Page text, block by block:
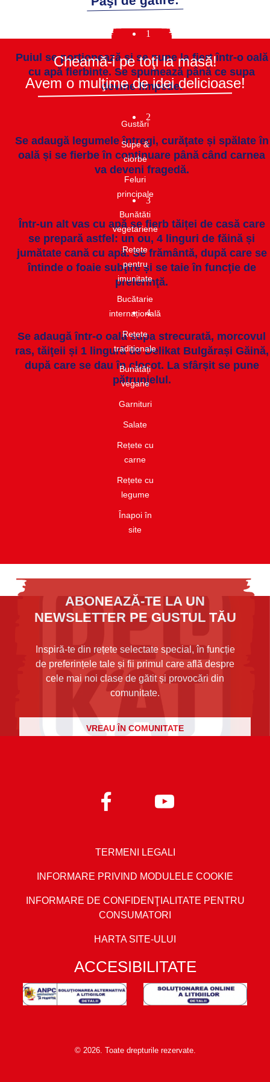
1
Puiul se porţionează și se pune la fiert într-o oală
cu apă fierbinte. Se spumează până ce supa
devine limpede.
2
Se adaugă legumele întregi, curăţate și spălate în
oală și se fierbe în continuare până când carnea
va deveni fragedă.
3
Într-un alt vas cu apă se fierb tăiței de casă care
se prepară astfel: un ou, 4 linguri de făină și
jumătate cană cu apă. Se frământă, după care se
întinde o foaie subţire și se taie în funcţie de
preferinţă.
4
Se adaugă într-o oală supa strecurată, morcovul
ras, tăiţeii și 1 lingură de Delikat Bulgărași Găină,
după care se dau în clocot. La sfârșit se pune
pătrunjelul.
Cheamă-i pe toţi la masă!
Avem o mulţime de idei delicioase!
Gustări​
Supe &
ciorbe​
Feluri
principale
Bunătăti
vegetariene
Rețete
pentru
imunitate​
Bucătarie
internațională​
Rețete
tradiționale
Bunătăți
vegane
Garnituri​
Salate​
Rețete cu
carne​
Rețete cu
legume
Înapoi în
site
ABONEAZĂ-TE LA UN
NEWSLETTER PE GUSTUL TĂU
Inspiră-te din rețete selectate special, în funcție
de preferințele tale și fii primul care află despre
cele mai noi clase de gătit și provocări din
comunitate.
VREAU ÎN COMUNITATE
TERMENI LEGALI
INFORMARE PRIVIND MODULELE COOKIE
INFORMARE DE CONFIDENŢIALITATE PENTRU
CONSUMATORI
HARTA SITE-ULUI
ACCESIBILITATE
© 2026. Toate drepturile rezervate.